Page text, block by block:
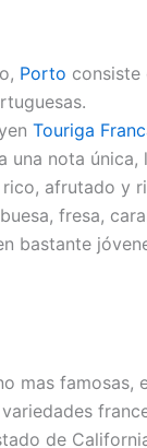
Porto consiste
Touriga
una nota
afrutado y
fresa,
bastante
mas famosas,
de